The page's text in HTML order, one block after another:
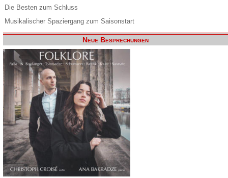
Die Besten zum Schluss
Musikalischer Spaziergang zum Saisonstart
Neue Besprechungen